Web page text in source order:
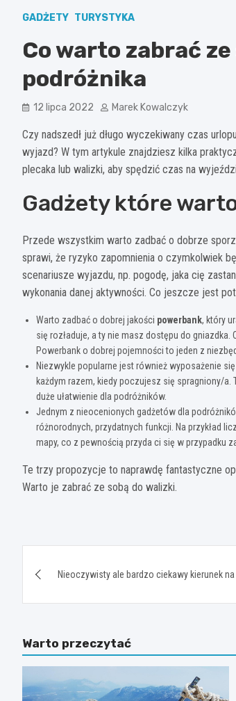
GADŻETY TURYSTYKA
Co warto zabrać
podróżnika
12 lipca 2022 Marek Kowalczyk
Czy nadszedł już długo wyczekiwany czas
wyjazd? W tym artykule znajdziesz kilka
plecaka lub walizki, aby spędzić czas na
Gadżety które
Przede wszystkim warto zadbać o dobrze
sprawi, że ryzyko zapomnienia o czymkolwiek
scenariusze wyjazdu, np. pogodę, jaka cię
wykonania danej aktywności. Co jeszcze jest
Warto zadbać o dobrej jakości powerbank, który
się rozładuje, a ty nie masz dostępu do
Powerbank o dobrej pojemności to jeden z
Niezwykle popularne jest również wyposażenie
każdym razem, kiedy poczujesz się spragniony/a.
duże ułatwienie dla podróżników.
Jednym z nieocenionych gadżetów dla
różnorodnych, przydatnych funkcji. Na przykład
mapy, co z pewnością przyda ci się w przypadku
Te trzy propozycje to naprawdę fantastyczne
Warto je zabrać ze sobą do walizki.
wpisuNieoczywisty ale bardzo ciekawy kierunek
Warto przeczytać